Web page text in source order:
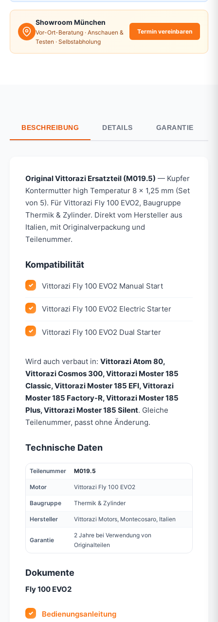
Showroom München
Vor-Ort-Beratung · Anschauen &
Testen · Selbstabholung
Termin vereinbaren
BESCHREIBUNG DETAILS GARANTIE
Original Vittorazi Ersatzteil (M019.5) — Kupfer
Kontermutter high Temperatur 8 x 1,25 mm (Set
von 5). Für Vittorazi Fly 100 EVO2, Baugruppe
Thermik & Zylinder. Direkt vom Hersteller aus
Italien, mit Originalverpackung und
Teilenummer.
Kompatibilität
Vittorazi Fly 100 EVO2 Manual Start
Vittorazi Fly 100 EVO2 Electric Starter
Vittorazi Fly 100 EVO2 Dual Starter
Wird auch verbaut in: Vittorazi Atom 80,
Vittorazi Cosmos 300, Vittorazi Moster 185
Classic, Vittorazi Moster 185 EFI, Vittorazi
Moster 185 Factory-R, Vittorazi Moster 185
Plus, Vittorazi Moster 185 Silent. Gleiche
Teilenummer, passt ohne Änderung.
Technische Daten
Teilenummer M019.5
Motor Vittorazi Fly 100 EVO2
Baugruppe Thermik & Zylinder
Hersteller Vittorazi Motors, Montecosaro, Italien
Garantie
2 Jahre bei Verwendung von
Originalteilen
Dokumente
Fly 100 EVO2
Bedienungsanleitung